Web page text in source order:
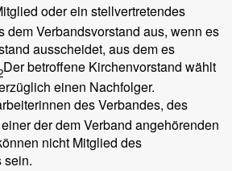
oder ein stellvertretendes
dem Verbandsvorstand aus, wenn es
ausscheidet, aus dem es
Der betroffene Kirchenvorstand wählt
einen Nachfolger.
des Verbandes, des
der dem Verband angehörenden
nicht Mitglied des
sein.